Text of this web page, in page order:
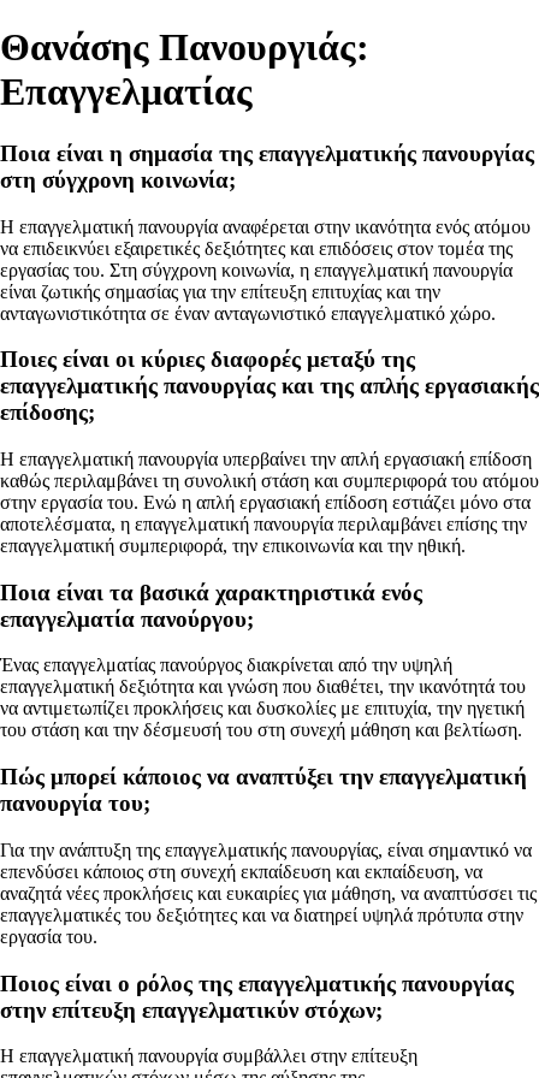
Θανάσης Πανουργιάς:
Επαγγελματίας
Ποια είναι η σημασία της επαγγελματικής πανουργίας
στη σύγχρονη κοινωνία;
Η επαγγελματική πανουργία αναφέρεται στην ικανότητα ενός ατόμου
να επιδεικνύει εξαιρετικές δεξιότητες και επιδόσεις στον τομέα της
εργασίας του. Στη σύγχρονη κοινωνία, η επαγγελματική πανουργία
είναι ζωτικής σημασίας για την επίτευξη επιτυχίας και την
ανταγωνιστικότητα σε έναν ανταγωνιστικό επαγγελματικό χώρο.
Ποιες είναι οι κύριες διαφορές μεταξύ της
επαγγελματικής πανουργίας και της απλής εργασιακής
επίδοσης;
Η επαγγελματική πανουργία υπερβαίνει την απλή εργασιακή επίδοση
καθώς περιλαμβάνει τη συνολική στάση και συμπεριφορά του ατόμου
στην εργασία του. Ενώ η απλή εργασιακή επίδοση εστιάζει μόνο στα
αποτελέσματα, η επαγγελματική πανουργία περιλαμβάνει επίσης την
επαγγελματική συμπεριφορά, την επικοινωνία και την ηθική.
Ποια είναι τα βασικά χαρακτηριστικά ενός
επαγγελματία πανούργου;
Ένας επαγγελματίας πανούργος διακρίνεται από την υψηλή
επαγγελματική δεξιότητα και γνώση που διαθέτει, την ικανότητά του
να αντιμετωπίζει προκλήσεις και δυσκολίες με επιτυχία, την ηγετική
του στάση και την δέσμευσή του στη συνεχή μάθηση και βελτίωση.
Πώς μπορεί κάποιος να αναπτύξει την επαγγελματική
πανουργία του;
Για την ανάπτυξη της επαγγελματικής πανουργίας, είναι σημαντικό να
επενδύσει κάποιος στη συνεχή εκπαίδευση και εκπαίδευση, να
αναζητά νέες προκλήσεις και ευκαιρίες για μάθηση, να αναπτύσσει τις
επαγγελματικές του δεξιότητες και να διατηρεί υψηλά πρότυπα στην
εργασία του.
Ποιος είναι ο ρόλος της επαγγελματικής πανουργίας
στην επίτευξη επαγγελματικύν στόχων;
Η επαγγελματική πανουργία συμβάλλει στην επίτευξη